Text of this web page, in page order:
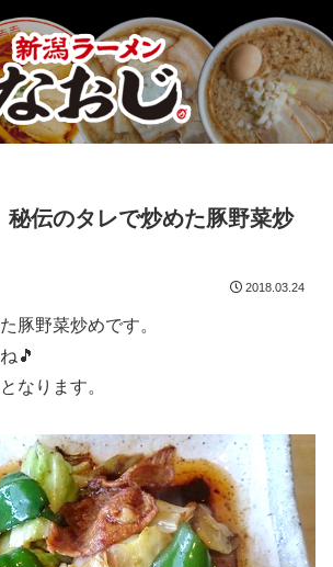
秘伝のタレで炒めた豚野菜炒
2018.03.24
豚野菜炒めです。
🎵
なります。